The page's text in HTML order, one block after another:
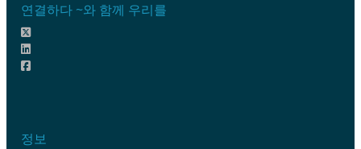
연결하다 ~와 함께 우리를
정보